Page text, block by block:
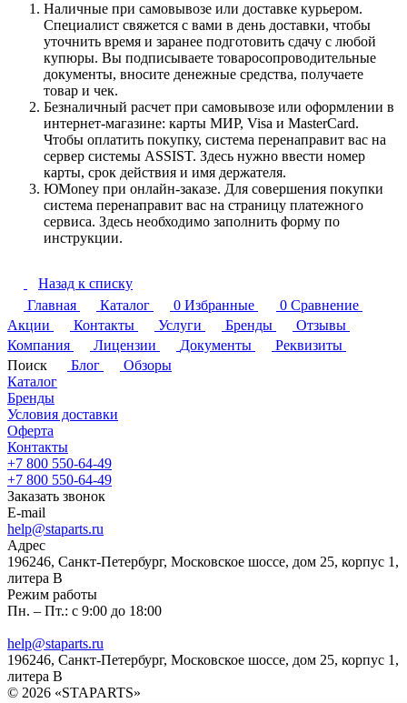
Наличные при самовывозе или доставке курьером.
Специалист свяжется с вами в день доставки, чтобы
уточнить время и заранее подготовить сдачу с любой
купюры. Вы подписываете товаросопроводительные
документы, вносите денежные средства, получаете
товар и чек.
Безналичный расчет при самовывозе или оформлении в
интернет-магазине: карты МИР, Visa и MasterCard.
Чтобы оплатить покупку, система перенаправит вас на
сервер системы ASSIST. Здесь нужно ввести номер
карты, срок действия и имя держателя.
ЮMoney при онлайн-заказе. Для совершения покупки
система перенаправит вас на страницу платежного
сервиса. Здесь необходимо заполнить форму по
инструкции.
Назад к списку
Главная
Каталог 0 Избранные 0 Сравнение
Акции
Контакты Услуги Бренды
Отзывы
Компания
Лицензии Документы
Реквизиты
Поиск
Блог
Обзоры
Каталог
Бренды
Условия доставки
Оферта
Контакты
+7 800 550-64-49
+7 800 550-64-49
Заказать звонок
E-mail
help@staparts.ru
Адрес
196246, Санкт-Петербург, Московское шоссе, дом 25, корпус 1,
литера В
Режим работы
Пн. – Пт.: с 9:00 до 18:00
help@staparts.ru
196246, Санкт-Петербург, Московское шоссе, дом 25, корпус 1,
литера В
© 2026 «STAPARTS»